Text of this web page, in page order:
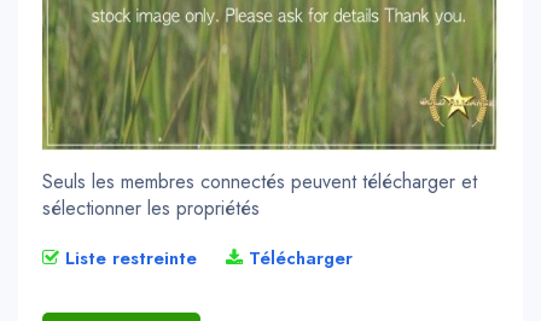
Seuls les membres connectés peuvent télécharger et
sélectionner les propriétés
Liste restreinte Télécharger